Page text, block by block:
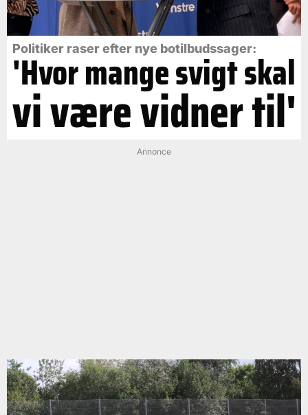
Politiker raser efter nye botilbudssager:
'Hvor mange svigt skal
vi være vidner til'
Annonce